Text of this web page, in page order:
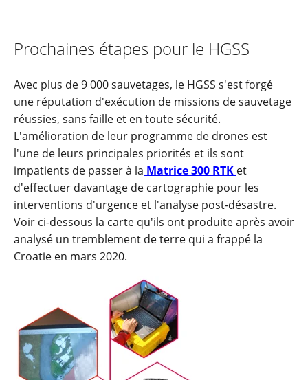
Prochaines étapes pour le HGSS
Avec plus de 9 000 sauvetages, le HGSS s'est forgé
une réputation d'exécution de missions de sauvetage
réussies, sans faille et en toute sécurité.
L'amélioration de leur programme de drones est
l'une de leurs principales priorités et ils sont
impatients de passer à la Matrice 300 RTK et
d'effectuer davantage de cartographie pour les
interventions d'urgence et l'analyse post-désastre.
Voir ci-dessous la carte qu'ils ont produite après avoir
analysé un tremblement de terre qui a frappé la
Croatie en mars 2020.